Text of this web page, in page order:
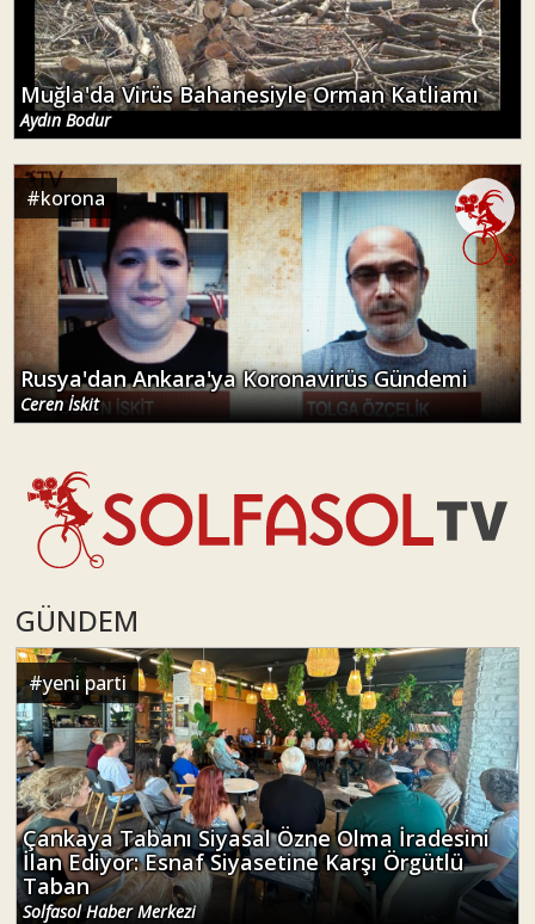
Muğla'da Virüs Bahanesiyle Orman Katliamı
Aydın Bodur
#korona
Rusya'dan Ankara'ya Koronavirüs Gündemi
Ceren İskit
GÜNDEM
#yeni parti
Çankaya Tabanı Siyasal Özne Olma İradesini
İlan Ediyor: Esnaf Siyasetine Karşı Örgütlü
Taban
Solfasol Haber Merkezi